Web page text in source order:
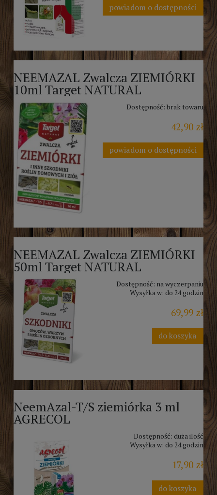
powiadom o dostępności
NEEMAZAL Zwalcza ZIEMIÓRKI
10ml Target NATURAL
Dostępność: brak towaru
42,90 zł
powiadom o dostępności
NEEMAZAL Zwalcza ZIEMIÓRKI
50ml Target NATURAL
Dostępność: na wyczerpaniu
Wysyłka w: do 24 godzin
69,99 zł
do koszyka
NeemAzal-T/S ziemiórka 3 ml
AGRECOL
Dostępność: duża ilość
Wysyłka w: do 24 godzin
17,90 zł
do koszyka